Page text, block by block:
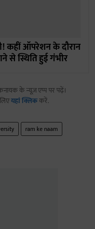
कहीं ऑपरेशन के दौरान
से स्थिति हुई गंभीर
के न्यूज़ एप्प पर पढ़ें।
यहां क्लिककरें.
ram ke naam